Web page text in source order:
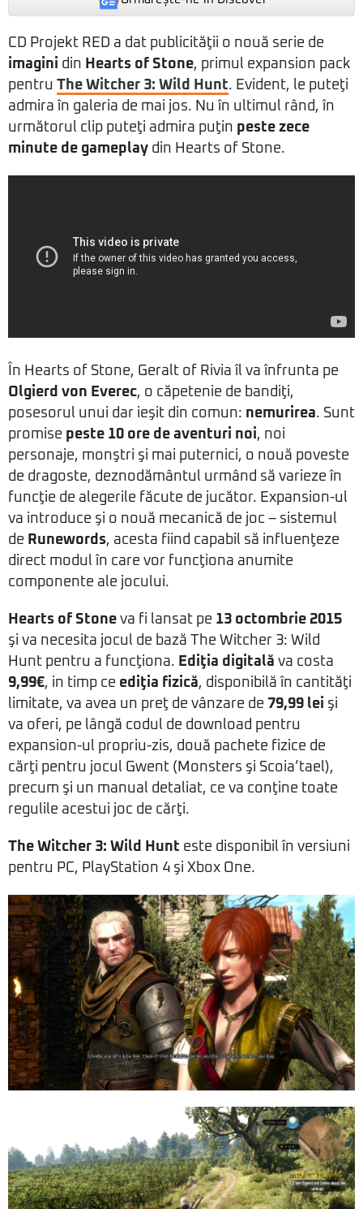
CD Projekt RED a dat publicităţii o nouă serie de
imagini din Hearts of Stone, primul expansion pack
pentru The Witcher 3: Wild Hunt. Evident, le puteţi
admira în galeria de mai jos. Nu în ultimul rând, în
următorul clip puteţi admira puţin peste zece
minute de gameplay din Hearts of Stone.
În Hearts of Stone, Geralt of Rivia îl va înfrunta pe
Olgierd von Everec, o căpetenie de bandiţi,
posesorul unui dar ieşit din comun: nemurirea. Sunt
promise peste 10 ore de aventuri noi, noi
personaje, monştri şi mai puternici, o nouă poveste
de dragoste, deznodământul urmând să varieze în
funcţie de alegerile făcute de jucător. Expansion-ul
va introduce şi o nouă mecanică de joc – sistemul
de Runewords, acesta fiind capabil să influenţeze
direct modul în care vor funcţiona anumite
componente ale jocului.
Hearts of Stone va fi lansat pe 13 octombrie 2015
şi va necesita jocul de bază The Witcher 3: Wild
Hunt pentru a funcţiona. Ediţia digitală va costa
9,99€, in timp ce ediţia fizică, disponibilă în cantităţi
limitate, va avea un preţ de vânzare de 79,99 lei şi
va oferi, pe lângă codul de download pentru
expansion-ul propriu-zis, două pachete fizice de
cărţi pentru jocul Gwent (Monsters şi Scoia’tael),
precum şi un manual detaliat, ce va conţine toate
regulile acestui joc de cărţi.
The Witcher 3: Wild Hunt este disponibil în versiuni
pentru PC, PlayStation 4 şi Xbox One.